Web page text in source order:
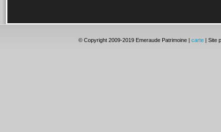
© Copyright 2009-2019 Emeraude Patrimoine |carte | Site